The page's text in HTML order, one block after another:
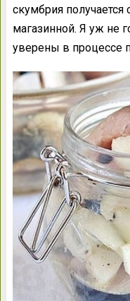
скумбрия
магазинной. Я уж не
уверены в процессе